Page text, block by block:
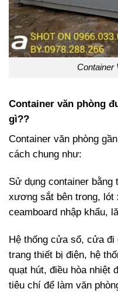
Container
Container văn phòng
gì??
Container văn phòng
cách chung như:
Sử dụng container bằng
xương sắt bên trong, lót
ceamboard nhập khẩu,
Hệ thống cửa sổ, cửa
trang thiết bị điện, hệ
quạt hút, điều hòa nhiệt
tiêu chí để làm văn